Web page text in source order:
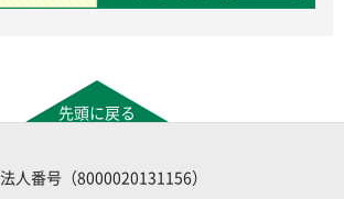
先頭に戻る
法人番号（8000020131156）